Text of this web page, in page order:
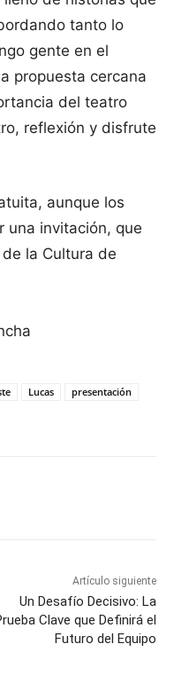
tanto lo
gente en el
propuesta cercana
del teatro
reflexión y disfrute
aunque los
una invitación, que
la Cultura de
Lucas
presentación
Artículo siguiente
Un Desafío Decisivo: La
Clave que Definirá el
Futuro del Equipo